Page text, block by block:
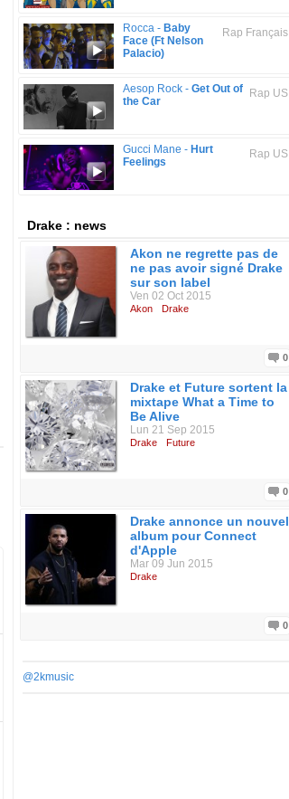
Rap Français
Rocca - Baby
Face (Ft Nelson
Palacio)
Rap US
Aesop Rock - Get Out of
the Car
Rap US
Gucci Mane - Hurt
Feelings
Drake : news
Akon ne regrette pas de
ne pas avoir signé Drake
sur son label
Ven 02 Oct 2015
Akon Drake
0
Drake et Future sortent la
mixtape What a Time to
Be Alive
Lun 21 Sep 2015
Drake Future
0
Drake annonce un nouvel
album pour Connect
d'Apple
Mar 09 Jun 2015
Drake
0
@2kmusic